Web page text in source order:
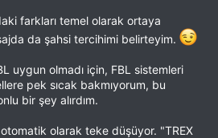
farkları temel olarak ortaya
da şahsi tercihimi belirteyim.
uygun olmadı için, FBL sistemleri
pek sıcak bakmıyorum, bu
bir şey alırdım.
olarak teke düşüyor. "TREX